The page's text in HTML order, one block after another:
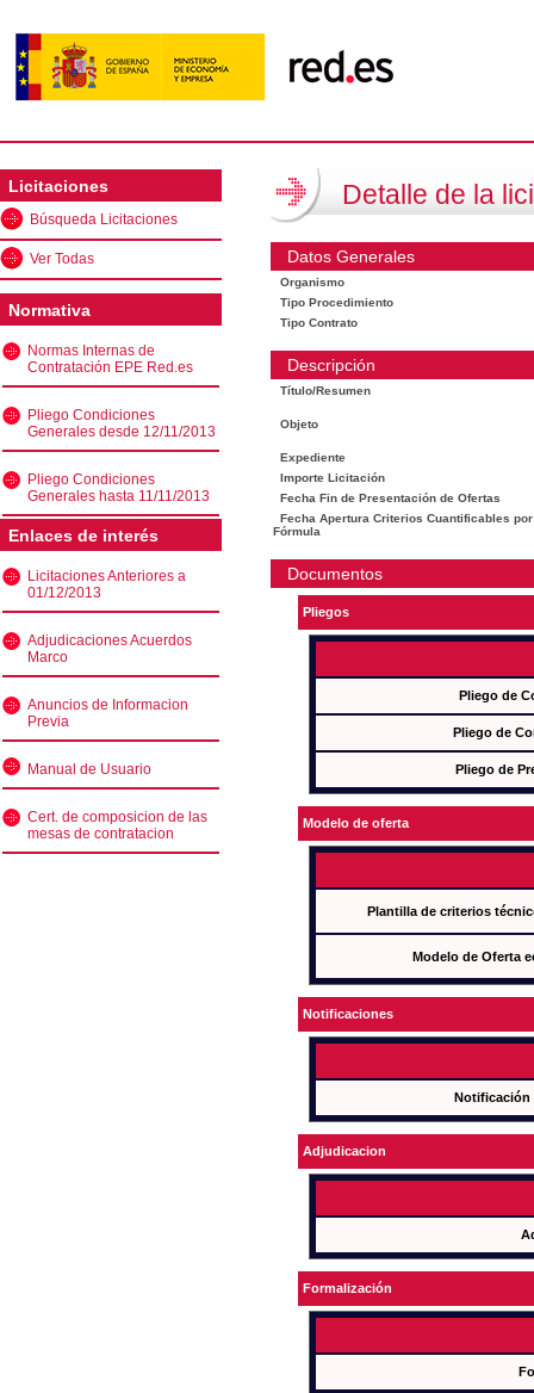
Licitaciones
Búsqueda Licitaciones
Ver Todas
Normativa
Normas Internas de
Contratación EPE Red.es
Pliego Condiciones
Generales desde 12/11/2013
Pliego Condiciones
Generales hasta 11/11/2013
Enlaces de interés
Licitaciones Anteriores a
01/12/2013
Adjudicaciones Acuerdos
Marco
Anuncios de Informacion
Previa
Manual de Usuario
Cert. de composicion de las
mesas de contratacion
Detalle de la
Datos Generales
Organismo
Tipo Procedimiento
Tipo Contrato
Descripción
Título/Resumen
Objeto
Expediente
Importe Licitación
Fecha Fin de Presentación de Ofertas
Fecha Apertura Criterios Cuantificables por
Fórmula
Documentos
Pliegos
Pliego de
Pliego de
Pliego de
Modelo de oferta
Plantilla de criterios
Modelo de Oferta
Notificaciones
Notificación
Adjudicacion
Formalización